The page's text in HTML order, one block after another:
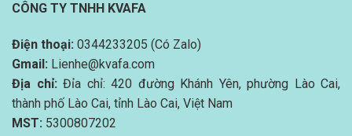
CÔNG TY TNHH KVAFA
Điện thoại: 0344233205 (Có Zalo)
Gmail: Lienhe@kvafa.com
Địa chỉ: Đỉa chỉ: 420 đường Khánh Yên, phường Lào Cai,
thành phố Lào Cai, tỉnh Lào Cai, Việt Nam
MST: 5300807202